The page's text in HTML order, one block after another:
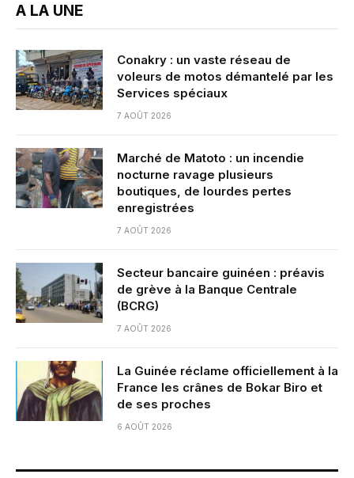
A LA UNE
Conakry : un vaste réseau de
voleurs de motos démantelé par les
Services spéciaux
7 AOÛT 2026
Marché de Matoto : un incendie
nocturne ravage plusieurs
boutiques, de lourdes pertes
enregistrées
7 AOÛT 2026
Secteur bancaire guinéen : préavis
de grève à la Banque Centrale
(BCRG)
7 AOÛT 2026
La Guinée réclame officiellement à la
France les crânes de Bokar Biro et
de ses proches
6 AOÛT 2026